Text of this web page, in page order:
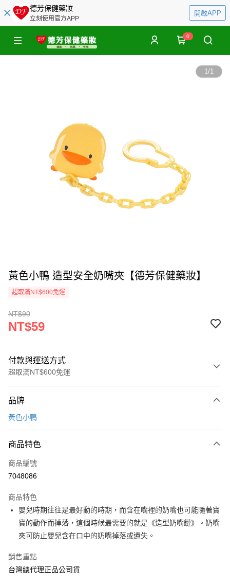
德芳保健藥妝
立刻使用官方APP
開啟APP
0
1/1
黃色小鴨 造型安全奶嘴夾【德芳保健藥妝】
超取滿NT$600免運
NT$90
NT$59
付款與運送方式
超取滿NT$600免運
信用卡一次付款
LINE Pay
Apple Pay
悠遊付
AFTEE先享後付
相關說明
AFTEE先享後付是「在收到商品之後才付款」的支付方式。 讓您購物簡單
１．簡單：不需註冊會員、不需綁卡、不需儲值。
ATM付款
品牌
黃色小鴨
商品特色
商品編號
7048086
商品特色
嬰兒時期往往是最好動的時期，而含在嘴裡的奶嘴也可能隨著寶
寶的動作而掉落，這個時候最需要的就是《造型奶嘴鏈》。奶嘴
夾可防止嬰兒含在口中的奶嘴掉落或遺失。
銷售重點
台灣總代理正品公司貨